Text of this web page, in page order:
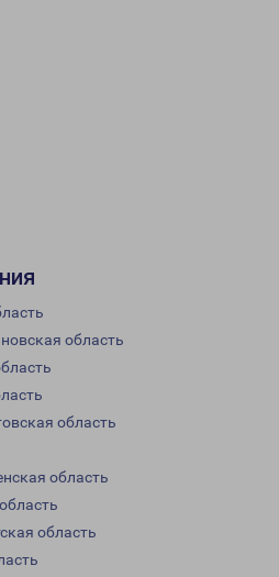
область
область
область
область